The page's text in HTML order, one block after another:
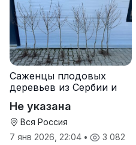
Саженцы плодовых
деревьев из Сербии и
Не указана
Вся Россия
7 янв 2026, 22:04 • 3 082